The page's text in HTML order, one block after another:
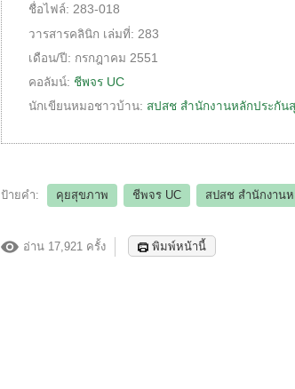
ชื่อไฟล์: 283-018
วารสารคลินิก เล่มที่: 283
เดือน/ปี: กรกฎาคม 2551
คอลัมน์: ชีพจร UC
นักเขียนหมอชาวบ้าน: สปสช สำนักงานหลักประกัน
ป้ายคำ: คุยสุขภาพ ชีพจร UC สปสช สำนักงาน
อ่าน 17,921 ครั้ง พิมพ์หน้านี้